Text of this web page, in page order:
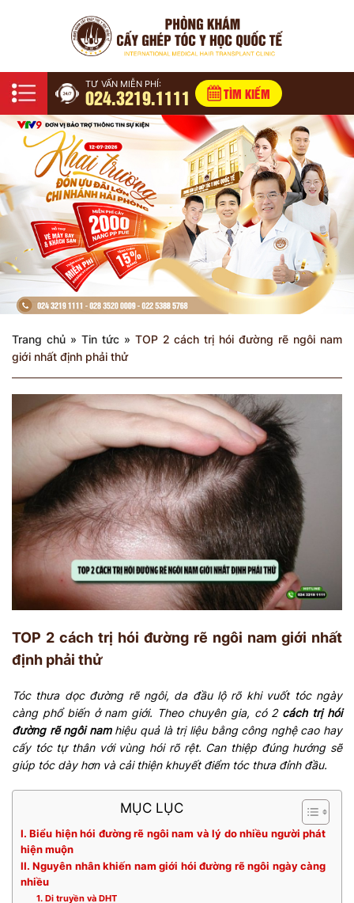
TƯ VẤN MIỄN PHÍ:
024.3219.1111 TÌM KIẾM
Trang chủ» Tin tức» TOP 2 cách trị hói đường rẽ ngôi nam
giới nhất định phải thử
TOP 2 cách trị hói đường rẽ ngôi nam giới nhất
định phải thử
Tóc thưa dọc đường rẽ ngôi, da đầu lộ rõ khi vuốt tóc ngày
càng phổ biến ở nam giới. Theo chuyên gia, có 2 cách trị hói
đường rẽ ngôi nam hiệu quả là trị liệu bằng công nghệ cao hay
cấy tóc tự thân với vùng hói rõ rệt. Can thiệp đúng hướng sẽ
giúp tóc dày hơn và cải thiện khuyết điểm tóc thưa đỉnh đầu.
MỤC LỤC
I. Biểu hiện hói đường rẽ ngôi nam và lý do nhiều người phát
hiện muộn
II. Nguyên nhân khiến nam giới hói đường rẽ ngôi ngày càng
nhiều
1. Di truyền và DHT